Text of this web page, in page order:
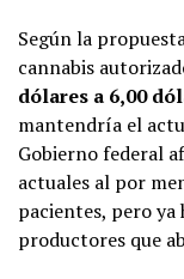
Según la
cannabis
dólares a 6,00
mantendría el
Gobierno federal
actuales al por
pacientes, pero ya
productores que